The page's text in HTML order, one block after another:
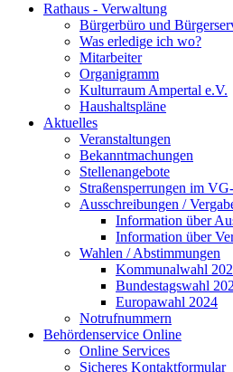
Rathaus - Verwaltung
Bürgerbüro und
Was erledige ich wo?
Mitarbeiter
Organigramm
Kulturraum Ampertal e.V.
Haushaltspläne
Aktuelles
Veranstaltungen
Bekanntmachungen
Stellenangebote
Straßensperrungen im
Ausschreibungen /
Information über
Information über
Wahlen / Abstimmungen
Kommunalwahl
Bundestagswahl
Europawahl 2024
Notrufnummern
Behördenservice Online
Online Services
Sicheres Kontaktformular